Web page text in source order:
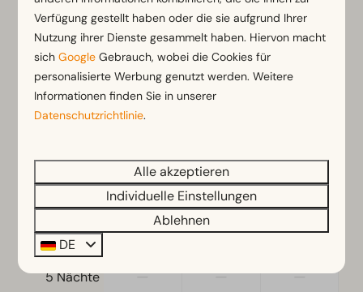
Nespresso-Maschine
Geschirrspüler
Gefrierschrank
Wasserkocher
Standort
Schlafzimmer
Einzelbettdecken und Kissen
Schlafzimmer unten: 2
Schlafboden
Di 11-08-2026 Do 13-08-2026
Mo
10 Aug
Di
11 Aug
Mi
2 Nächte — 797 € —
— — —
4 Nächte — — —
5 Nächte — — —
Verfügung gestellt haben oder die sie aufgrund Ihrer
Nutzung ihrer Dienste gesammelt haben. Hiervon macht
sichGoogle Gebrauch, wobei die Cookies für
personalisierte Werbung genutzt werden. Weitere
Informationen finden Sie in unserer
Datenschutzrichtlinie.
Alle akzeptieren
Individuelle Einstellungen
Ablehnen
DE